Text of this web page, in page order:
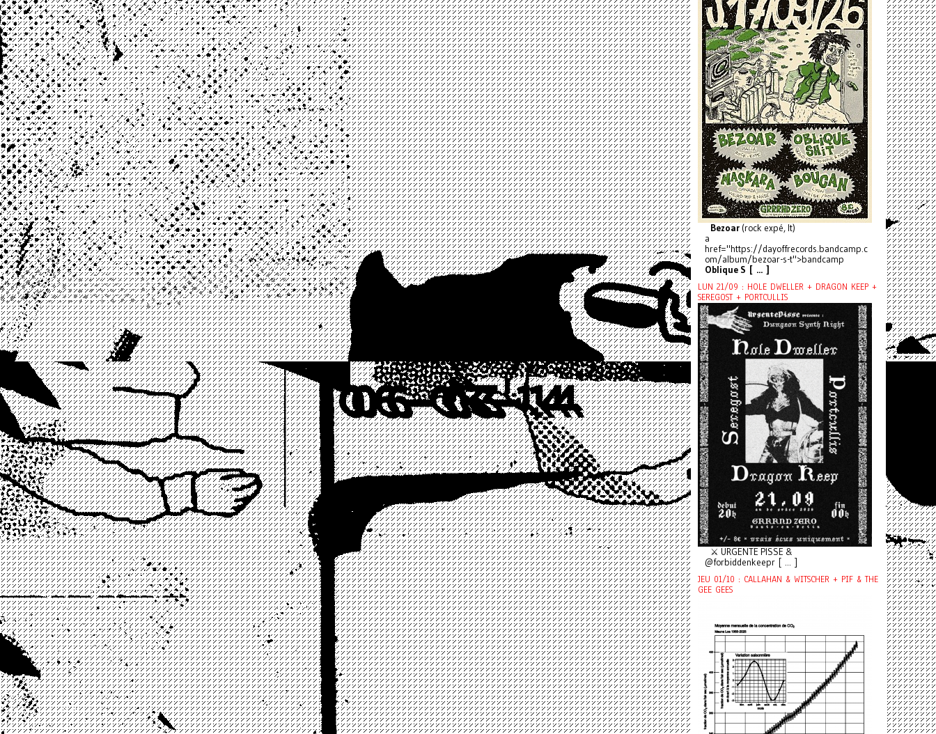
Bezoar (rock expé, It)
a
href="https://dayoffrecords.bandcamp.c
om/album/bezoar-s-t">bandcamp
Oblique S [ ... ]
LUN 21/09 : HOLE DWELLER + DRAGON KEEP +
SEREGOST + PORTCULLIS
⚔️ URGENTE PISSE &
@forbiddenkeepr [ ... ]
JEU 01/10 : CALLAHAN & WITSCHER + PIF & THE
GEE GEES